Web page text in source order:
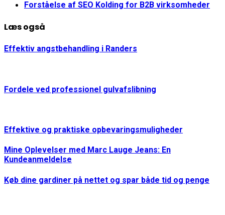
Forståelse af SEO Kolding for B2B virksomheder
Læs også
Effektiv angstbehandling i Randers
Fordele ved professionel gulvafslibning
Effektive og praktiske opbevaringsmuligheder
Mine Oplevelser med Marc Lauge Jeans: En
Kundeanmeldelse
Køb dine gardiner på nettet og spar både tid og penge